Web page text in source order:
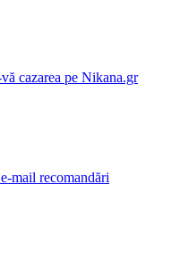
cazarea pe Nikana.gr
mail recomandări